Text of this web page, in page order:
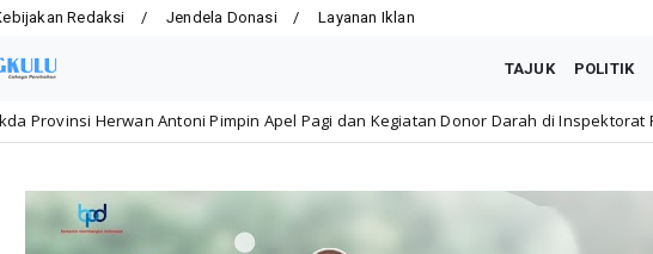
Redaksi Jendela Donasi Layanan Iklan
TAJUK POLITIK
Pimpin Apel Pagi dan Kegiatan Donor Darah di Inspektorat Provinsi Bengkulu